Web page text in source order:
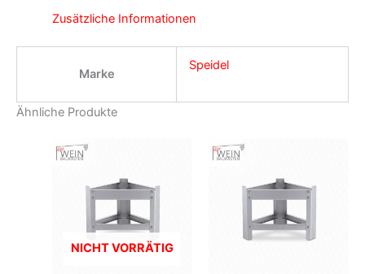
Zusätzliche Informationen
Marke
Speidel
Ähnliche Produkte
NICHT VORRÄTIG